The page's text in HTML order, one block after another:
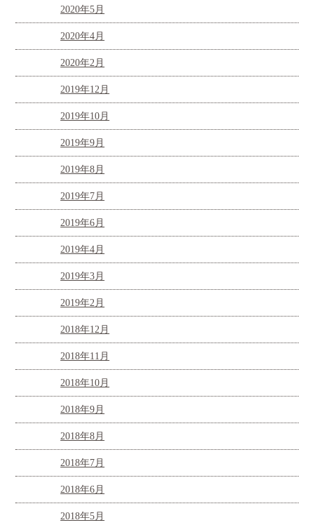
2020年5月
2020年4月
2020年2月
2019年12月
2019年10月
2019年9月
2019年8月
2019年7月
2019年6月
2019年4月
2019年3月
2019年2月
2018年12月
2018年11月
2018年10月
2018年9月
2018年8月
2018年7月
2018年6月
2018年5月